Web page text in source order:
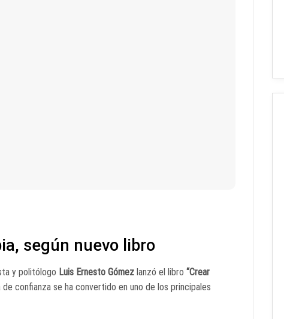
según nuevo libro
y politólogo Luis Ernesto Gómez lanzó el libro “Crear
confianza se ha convertido en uno de los principales